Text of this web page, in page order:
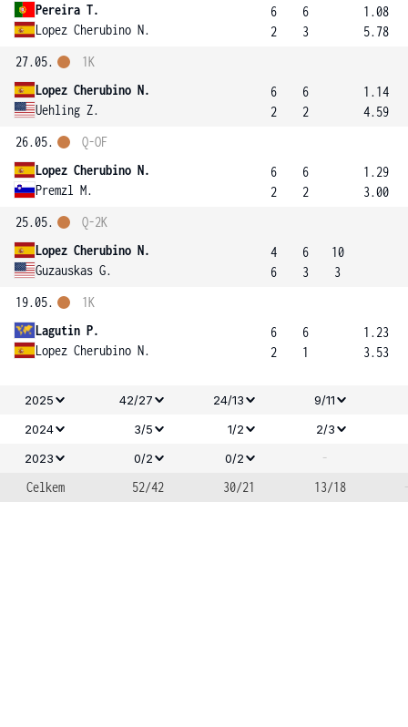
Pereira T.
Lopez Cherubino N.
6
2
6
3
1.08
5.78
27.05.
Lopez Cherubino N.
Uehling Z.
1K
6
2
6
2
1.14
4.59
26.05.
Lopez Cherubino N.
Premzl M.
Q-OF
6
2
6
2
1.29
3.00
25.05.
Lopez Cherubino N.
Guzauskas G.
Q-2K
4
6
6
3
10
3
19.05.
Lagutin P.
Lopez Cherubino N.
1K
6
2
6
1
1.23
3.53
2025 42/27 24/13
9/11
2024
3/5 1/2
2/3
2023
0/2 0/2
-
Celkem
52/42 30/21 13/18